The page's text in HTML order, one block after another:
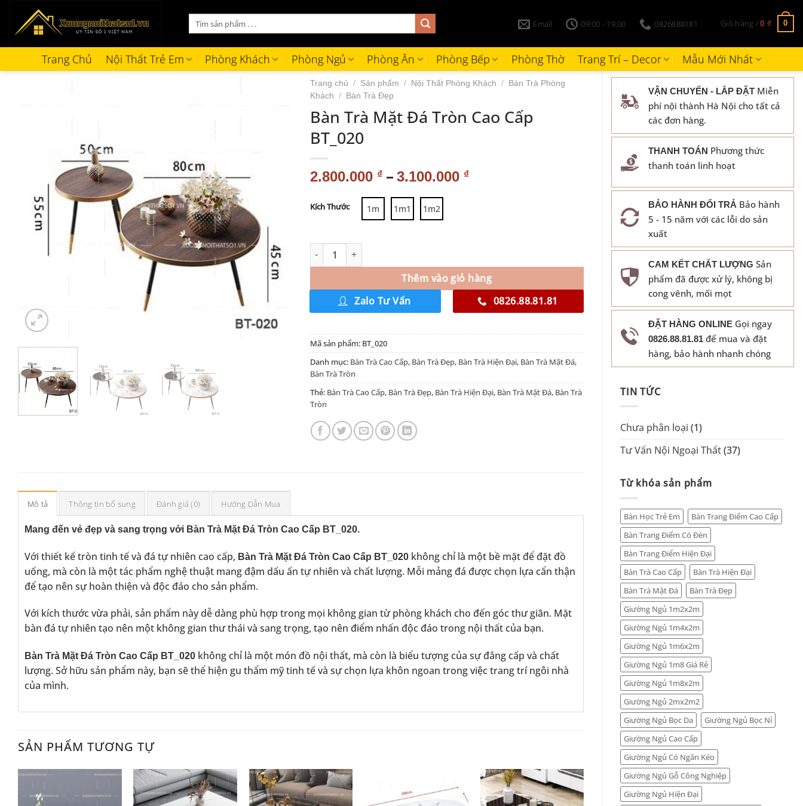
Tìm
kiếm:
Email 09:00 - 19:00 0826888181 Giỏ hàng /0 ₫ 0
Trang Chủ Nội Thất Trẻ Em Phòng Khách Phòng Ngủ Phòng Ăn Phòng Bếp Phòng Thờ Trang Trí – Decor Mẫu Mới Nhất
VẬN CHUYỂN - LẮP ĐẶT Miễn
phí nội thành Hà Nội cho tất cả
các đơn hàng.
THANH TOÁN Phương thức
thanh toán linh hoạt
BẢO HÀNH ĐỔI TRẢ Bảo hành
5 - 15 năm với các lỗi do sản
xuất
CAM KẾT CHẤT LƯỢNG Sản
phẩm đã được xử lý, không bị
cong vênh, mối mọt
ĐẶT HÀNG ONLINE Gọi ngay
0826.88.81.81 để mua và đặt
hàng, bảo hành nhanh chóng
TIN TỨC
Chưa phân loại (1)
Tư Vấn Nội Ngoại Thất(37)
Từ khóa sản phẩm
Bàn Học Trẻ Em
Bàn Trang Điểm Cao Cấp
Bàn Trang Điểm Có Đèn
Bàn Trang Điểm Hiện Đại
Bàn Trà Cao Cấp
Bàn Trà Hiện Đại
Bàn Trà Mặt Đá
Bàn Trà Đẹp
Giường Ngủ 1m2x2m
Giường Ngủ 1m4x2m
Giường Ngủ 1m6x2m
Giường Ngủ 1m8 Giá Rẻ
Giường Ngủ 1m8x2m
Giường Ngủ 2mx2m2
Giường Ngủ Bọc Da
Giường Ngủ Bọc Nỉ
Giường Ngủ Cao Cấp
Giường Ngủ Có Ngăn Kéo
Giường Ngủ Gỗ Công Nghiệp
Giường Ngủ Hiện Đại
Trang chủ / Sản phẩm / Nội Thất Phòng Khách /
Bàn Trà Phòng
Khách / Bàn Trà Đẹp
Bàn Trà Mặt Đá Tròn Cao Cấp
BT_020
2.800.000 ₫– 3.100.000 ₫
Kích Thước 1m 1m1 1m2
Thêm vào giỏ hàng
Zalo Tư Vấn 0826.88.81.81
Mã sản phẩm: BT_020
Danh mục: Bàn Trà Cao Cấp, Bàn Trà Đẹp, Bàn Trà Hiện Đại, Bàn Trà Mặt Đá,
Bàn Trà Tròn
Thẻ: Bàn Trà Cao Cấp, Bàn Trà Đẹp, Bàn Trà Hiện Đại, Bàn Trà Mặt Đá, Bàn Trà
Tròn
Mô tả Thông tin bổ sung Đánh giá (0) Hướng Dẫn Mua
Mang đến vẻ đẹp và sang trọng với Bàn Trà Mặt Đá Tròn Cao Cấp BT_020.
Với thiết kế tròn tinh tế và đá tự nhiên cao cấp, Bàn Trà Mặt Đá Tròn Cao Cấp BT_020 không chỉ là một bề mặt để đặt đồ
uống, mà còn là một tác phẩm nghệ thuật mang đậm dấu ấn tự nhiên và chất lượng. Mỗi mảng đá được chọn lựa cẩn thận
để tạo nên sự hoàn thiện và độc đáo cho sản phẩm.
Với kích thước vừa phải, sản phẩm này dễ dàng phù hợp trong mọi không gian từ phòng khách cho đến góc thư giãn. Mặt
bàn đá tự nhiên tạo nên một không gian thư thái và sang trọng, tạo nên điểm nhấn độc đáo trong nội thất của bạn.
Bàn Trà Mặt Đá Tròn Cao Cấp BT_020 không chỉ là một món đồ nội thất, mà còn là biểu tượng của sự đẳng cấp và chất
lượng. Sở hữu sản phẩm này, bạn sẽ thể hiện gu thẩm mỹ tinh tế và sự chọn lựa khôn ngoan trong việc trang trí ngôi nhà
của mình.
SẢN PHẨM TƯƠNG TỰ